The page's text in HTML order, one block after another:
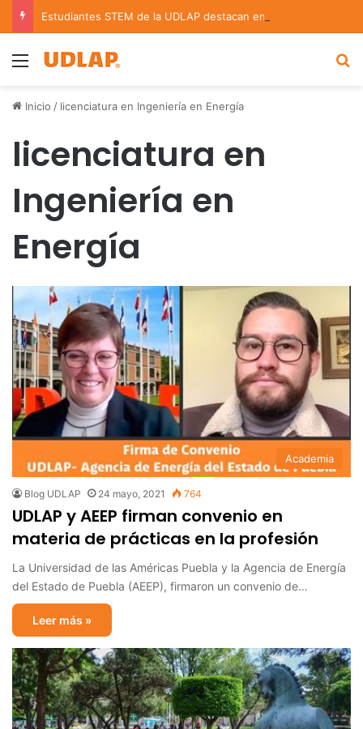
Menu
Inicio / licenciatura en Ingeniería en Energía
licenciatura en
Ingeniería en
Energía
Academia
Blog UDLAP 24 mayo, 2021 764
UDLAP y AEEP firman convenio en
materia de prácticas en la profesión
La Universidad de las Américas Puebla y la Agencia de Energía
del Estado de Puebla (AEEP), firmaron un convenio de…
Leer más »